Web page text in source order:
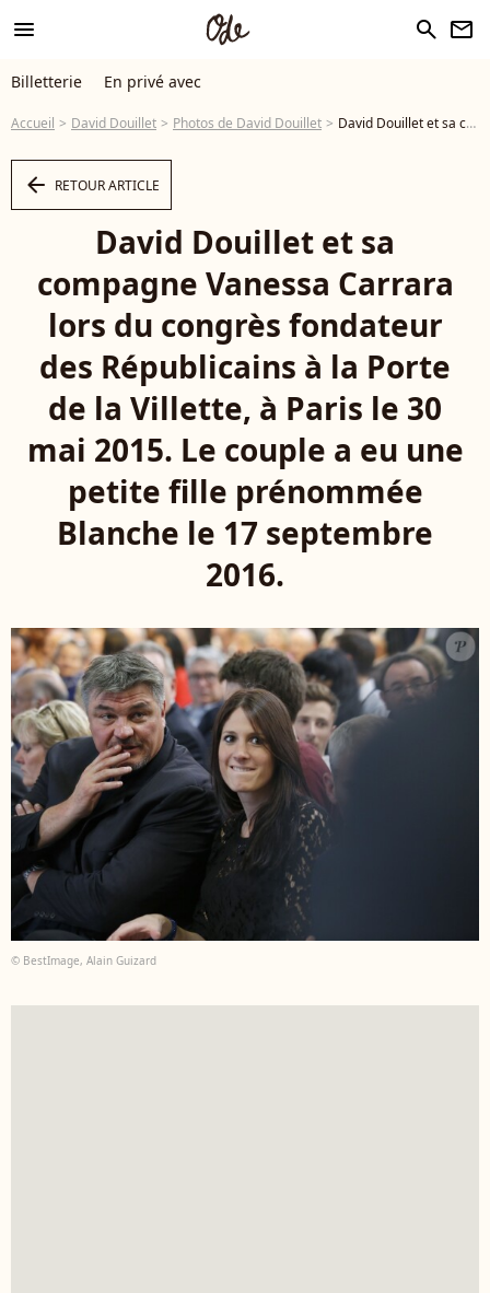
menu search newsletter
Billetterie En privé avec
Accueil David Douillet Photos de David Douillet David Douillet et sa compagne Vanessa Carrara lors du congrès fondateur des Républicains à la Porte de la Villette, à Paris le 30 mai 2015. Le couple a eu une petite fille prénommée Blanche le 17 septembre 2016. © Alain Guizard / BestImage - Photo
arrow_left RETOUR ARTICLE
David Douillet et sa
compagne Vanessa Carrara
lors du congrès fondateur
des Républicains à la Porte
de la Villette, à Paris le 30
mai 2015. Le couple a eu une
petite fille prénommée
Blanche le 17 septembre
2016.
© BestImage, Alain Guizard